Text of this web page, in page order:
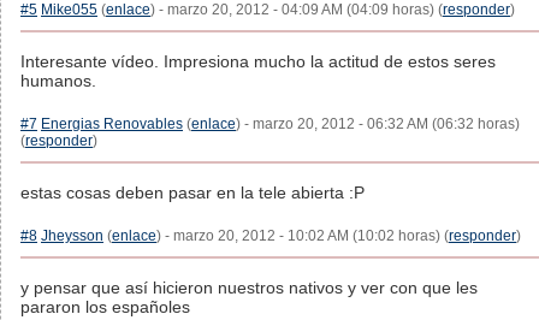
#5 Mike055 (enlace) - marzo 20, 2012 - 04:09 AM (04:09 horas) (responder)
Interesante vídeo. Impresiona mucho la actitud de estos seres
humanos.
#7 Energias Renovables (enlace) - marzo 20, 2012 - 06:32 AM (06:32 horas)
(responder)
estas cosas deben pasar en la tele abierta :P
#8 Jheysson (enlace) - marzo 20, 2012 - 10:02 AM (10:02 horas) (responder)
y pensar que así hicieron nuestros nativos y ver con que les
pararon los españoles